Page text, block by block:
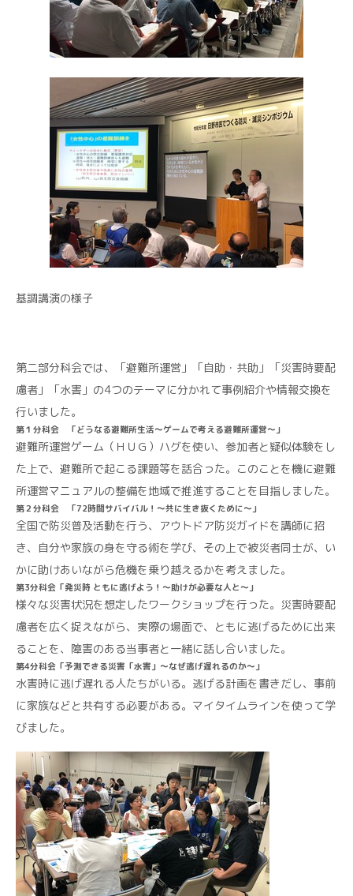
基調講演の様子
第二部分科会では、「避難所運営」「自助・共助」「災害時要配
慮者」「水害」の4つのテーマに分かれて事例紹介や情報交換を
行いました。
第１分科会 「どうなる避難所生活～ゲームで考える避難所運営～」
避難所運営ゲーム（ＨＵＧ）ハグを使い、参加者と疑似体験をし
た上で、避難所で起こる課題等を話合った。このことを機に避難
所運営マニュアルの整備を地域で推進することを目指しました。
第２分科会 「72時間サバイバル！～共に生き抜くために～」
全国で防災普及活動を行う、アウトドア防災ガイドを講師に招
き、自分や家族の身を守る術を学び、その上で被災者同士が、い
かに助けあいながら危機を乗り越えるかを考えました。
第3分科会「発災時 ともに逃げよう！～助けが必要な人と～」
様々な災害状況を想定したワークショップを行った。災害時要配
慮者を広く捉えながら、実際の場面で、ともに逃げるために出来
ることを、障害のある当事者と一緒に話し合いました。
第4分科会「予測できる災害「水害」～なぜ逃げ遅れるのか～」
水害時に逃げ遅れる人たちがいる。逃げる計画を書きだし、事前
に家族などと共有する必要がある。マイタイムラインを使って学
びました。